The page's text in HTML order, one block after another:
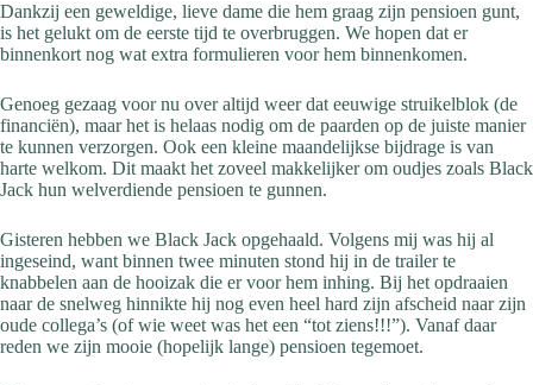
Dankzij een geweldige, lieve dame die hem graag zijn pensioen gunt,
is het gelukt om de eerste tijd te overbruggen. We hopen dat er
binnenkort nog wat extra formulieren voor hem binnenkomen.
Genoeg gezaag voor nu over altijd weer dat eeuwige struikelblok (de
financiën), maar het is helaas nodig om de paarden op de juiste manier
te kunnen verzorgen. Ook een kleine maandelijkse bijdrage is van
harte welkom. Dit maakt het zoveel makkelijker om oudjes zoals Black
Jack hun welverdiende pensioen te gunnen.
Gisteren hebben we Black Jack opgehaald. Volgens mij was hij al
ingeseind, want binnen twee minuten stond hij in de trailer te
knabbelen aan de hooizak die er voor hem inhing. Bij het opdraaien
naar de snelweg hinnikte hij nog even heel hard zijn afscheid naar zijn
oude collega’s (of wie weet was het een “tot ziens!!!”). Vanaf daar
reden we zijn mooie (hopelijk lange) pensioen tegemoet.